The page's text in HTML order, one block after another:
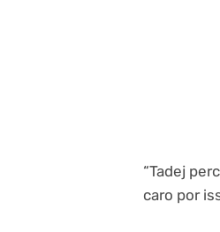
“Tadej
caro por